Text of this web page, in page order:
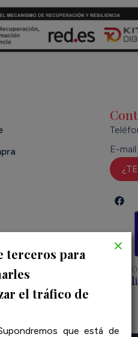
E-mail:
terceros para
el tráfico de
que está de